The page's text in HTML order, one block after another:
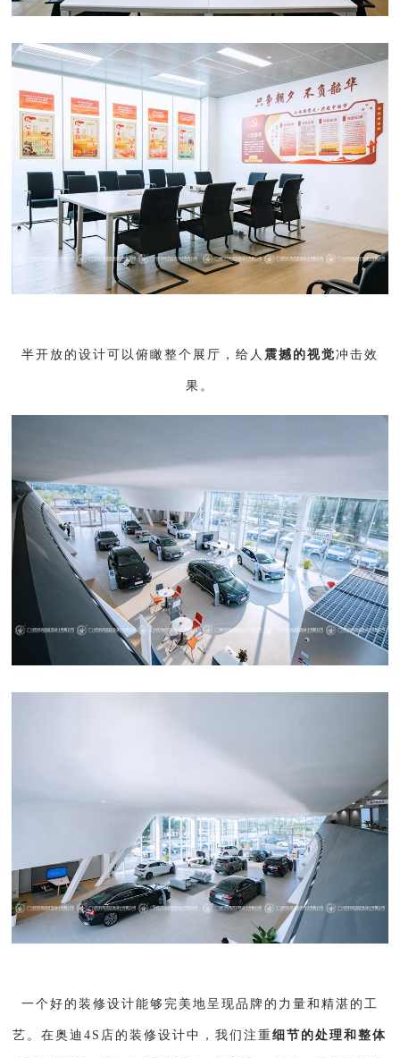
半开放的设计可以俯瞰整个展厅，给人 震撼的视觉冲击效
果。
一个好的装修设计能够完美地呈现品牌的力量和精湛的工
艺。在奥迪4S店的装修设计中，我们注重细节的处理和整体